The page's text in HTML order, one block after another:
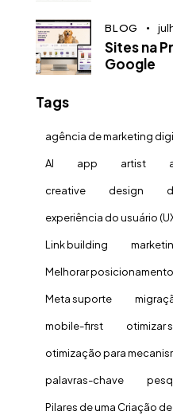
BLOG
Sites na
Google
Tags
agência de marketing
AI app artist
creative design
experiência do usuário
Link building
Melhorar
Meta suporte
mobile-first otimizar
otimização para
palavras-chave
Pilares de uma Criação